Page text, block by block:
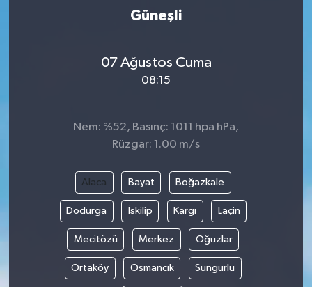
Güneşli
07 Ağustos Cuma
08:15
Nem: %52, Basınç: 1011 hpa hPa,
Rüzgar: 1.00 m/s
Alaca Bayat Boğazkale
Dodurga İskilip Kargı Laçin
Mecitözü Merkez Oğuzlar
Ortaköy Osmancık Sungurlu